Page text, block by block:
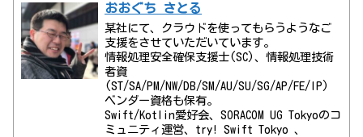
おおぐち さとる
某社にて、クラウドを使ってもらうようなご
支援をさせていただいています。
情報処理安全確保支援士(SC)、情報処理技術
者資
(ST/SA/PM/NW/DB/SM/AU/SU/SG/AP/FE/IP)
ベンダー資格も保有。
Swift/Kotlin愛好会、SORACOM UG Tokyoのコ
ミュニティ運営、try! Swift Tokyo 、